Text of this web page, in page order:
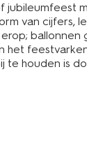
jubileumfeest
van cijfers,
ballonnen
het
te houden is